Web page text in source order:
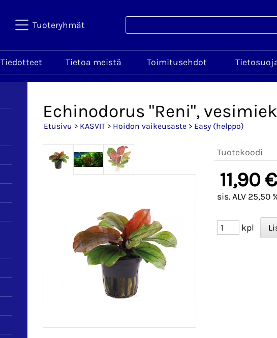
Tuoteryhmät
Tiedotteet Tietoa meistä Toimitusehdot
Echinodorus "Reni",
Etusivu > KASVIT > Hoidon vaikeusaste > Easy (helppo)
Tuotekoodi
11,90 €
sis. ALV 25,50
kpl